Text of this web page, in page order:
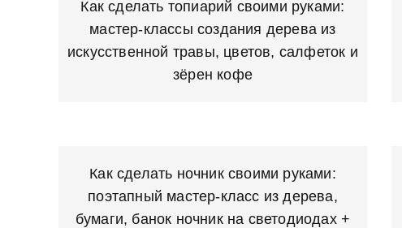
Как сделать топиарий своими руками:
мастер-классы создания дерева из
искусственной травы, цветов, салфеток и
зёрен кофе
Как сделать ночник своими руками:
поэтапный мастер-класс из дерева,
бумаги, банок ночник на светодиодах +